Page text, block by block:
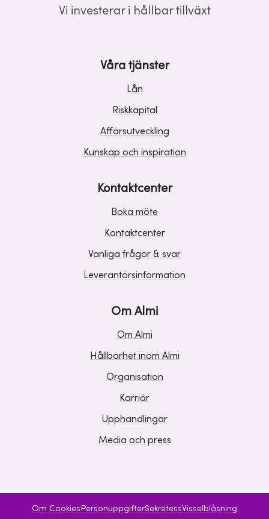
Vi investerar i hållbar tillväxt
Våra tjänster
Lån
Riskkapital
Affärsutveckling
Kunskap och inspiration
Kontaktcenter
Boka möte
Kontaktcenter
Vanliga frågor & svar
Leverantörsinformation
Om Almi
Om Almi
Hållbarhet inom Almi
Organisation
Karriär
Upphandlingar
Media och press
Om CookiesPersonuppgifterSekretessVisselblåsning